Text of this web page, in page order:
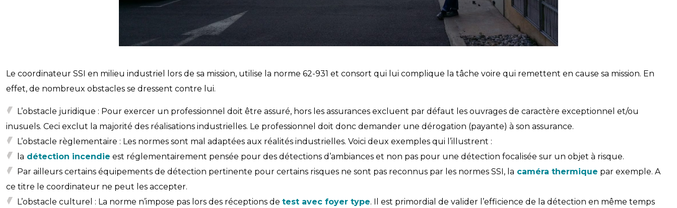
Le coordinateur SSI en milieu industriel lors de sa mission, utilise la norme 62-931 et consort qui lui complique la tâche voire qui remettent en cause sa mission. En
effet, de nombreux obstacles se dressent contre lui.
L’obstacle juridique : Pour exercer un professionnel doit être assuré, hors les assurances excluent par défaut les ouvrages de caractère exceptionnel et/ou
inusuels. Ceci exclut la majorité des réalisations industrielles. Le professionnel doit donc demander une dérogation (payante) à son assurance.
L’obstacle règlementaire : Les normes sont mal adaptées aux réalités industrielles. Voici deux exemples qui l’illustrent :
la détection incendie est réglementairement pensée pour des détections d’ambiances et non pas pour une détection focalisée sur un objet à risque.
Par ailleurs certains équipements de détection pertinente pour certains risques ne sont pas reconnus par les normes SSI, la caméra thermique par exemple. A
ce titre le coordinateur ne peut les accepter.
L’obstacle culturel : La norme n’impose pas lors des réceptions de test avec foyer type. Il est primordial de valider l’efficience de la détection en même temps